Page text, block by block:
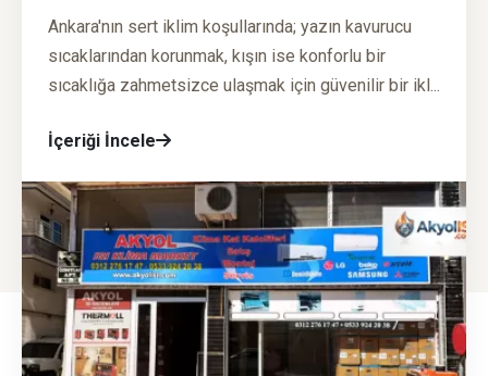
Ankara'nın sert iklim koşullarında; yazın kavurucu
sıcaklarından korunmak, kışın ise konforlu bir
sıcaklığa zahmetsizce ulaşmak için güvenilir bir ikl...
İçeriği İncele